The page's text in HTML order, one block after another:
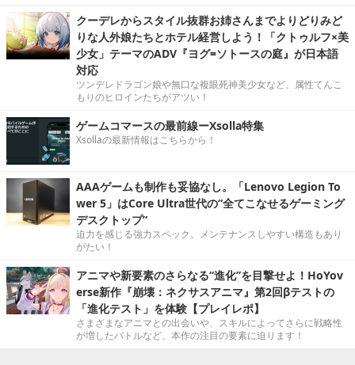
クーデレからスタイル抜群お姉さんまでよりどりみど
りな人外娘たちとホテル経営しよう！「クトゥルフ×美
少女」テーマのADV『ヨグ=ソトースの庭』が日本語
対応
ツンデレドラゴン娘や無口な複眼死神美少女など、属性てんこ
もりのヒロインたちがアツい！
ゲームコマースの最前線ーXsolla特集
Xsollaの最新情報はこちらから！
AAAゲームも制作も妥協なし。「Lenovo Legion To
wer 5」はCore Ultra世代の“全てこなせるゲーミング
デスクトップ”
迫力を感じる強力スペック。メンテナンスしやすい構造もあり
がたい！
アニマや新要素のさらなる“進化”を目撃せよ！HoYov
erse新作『崩壊：ネクサスアニマ』第2回βテストの
「進化テスト」を体験【プレイレポ】
さまざまなアニマとの出会いや、スキルによってさらに戦略性
が増したバトルなど、本作の注目の要素に迫ります！